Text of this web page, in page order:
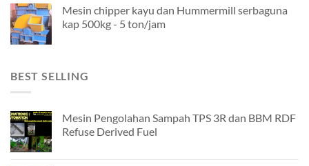
Mesin chipper kayu dan Hummermill serbaguna
kap 500kg - 5 ton/jam
BEST SELLING
Mesin Pengolahan Sampah TPS 3R dan BBM RDF
Refuse Derived Fuel